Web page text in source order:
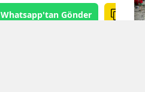
Whatsapp'tan Gönder